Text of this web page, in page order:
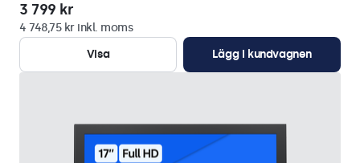
3 799 kr
4 748,75 kr inkl. moms
Visa
Lägg i kundvagnen